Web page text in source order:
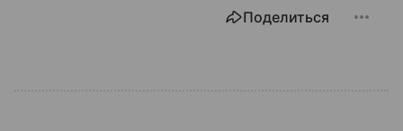
Поделиться